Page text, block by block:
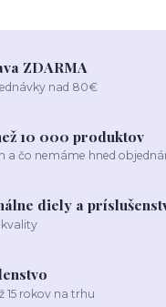
ZDARMA
nad 80€
10 000 produktov
a čo nemáme hned
diely a
15 rokov na trhu